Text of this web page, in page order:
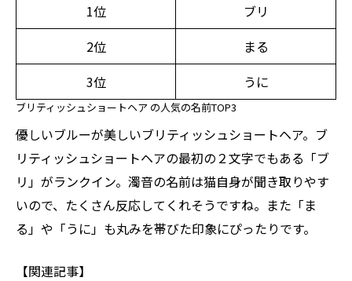
1位
ブリ
2位
まる
3位
うに
ブリティッシュショートヘア の人気の名前TOP3
優しいブルーが美しいブリティッシュショートヘア。ブ
リティッシュショートヘアの最初の２文字でもある「ブ
リ」がランクイン。濁音の名前は猫自身が聞き取りやす
いので、たくさん反応してくれそうですね。また「ま
る」や「うに」も丸みを帯びた印象にぴったりです。
【関連記事】